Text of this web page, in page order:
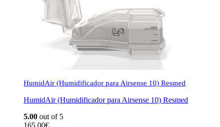
HumidAir (Humidificador para Airsense 10) Resmed
HumidAir (Humidificador para Airsense 10) Resmed
5.00 out of 5
165,00€